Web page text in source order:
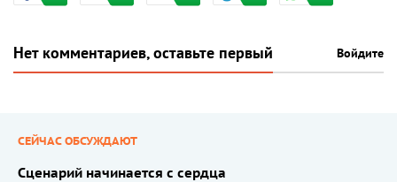
Нет комментариев, оставьте первый Войдите
СЕЙЧАС ОБСУЖДАЮТ
Сценарий начинается с сердца